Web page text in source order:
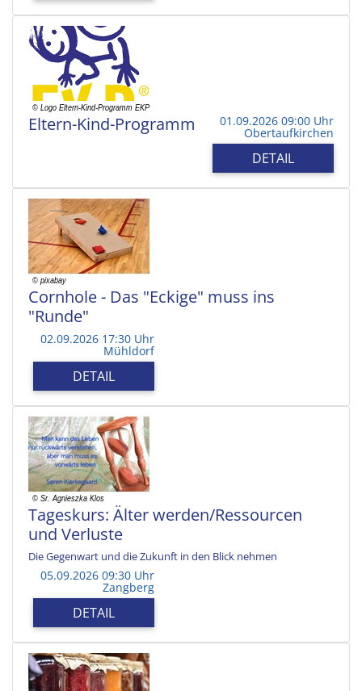
Eltern-Kind-Programm 01.09.2026 09:00 Uhr
Obertaufkirchen
DETAIL
Cornhole - Das "Eckige" muss ins
"Runde"
02.09.2026 17:30 Uhr
Mühldorf
DETAIL
Tageskurs: Älter werden/Ressourcen
und Verluste
Die Gegenwart und die Zukunft in den Blick nehmen
05.09.2026 09:30 Uhr
Zangberg
DETAIL